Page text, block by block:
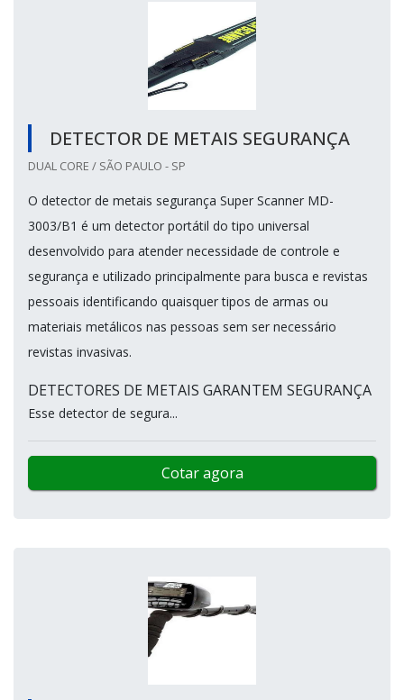
DETECTOR DE METAIS SEGURANÇA
DUAL CORE / SÃO PAULO - SP
O detector de metais segurança Super Scanner MD-
3003/B1 é um detector portátil do tipo universal
desenvolvido para atender necessidade de controle e
segurança e utilizado principalmente para busca e revistas
pessoais identificando quaisquer tipos de armas ou
materiais metálicos nas pessoas sem ser necessário
revistas invasivas.
DETECTORES DE METAIS GARANTEM SEGURANÇA
Esse detector de segura...
Cotar agora